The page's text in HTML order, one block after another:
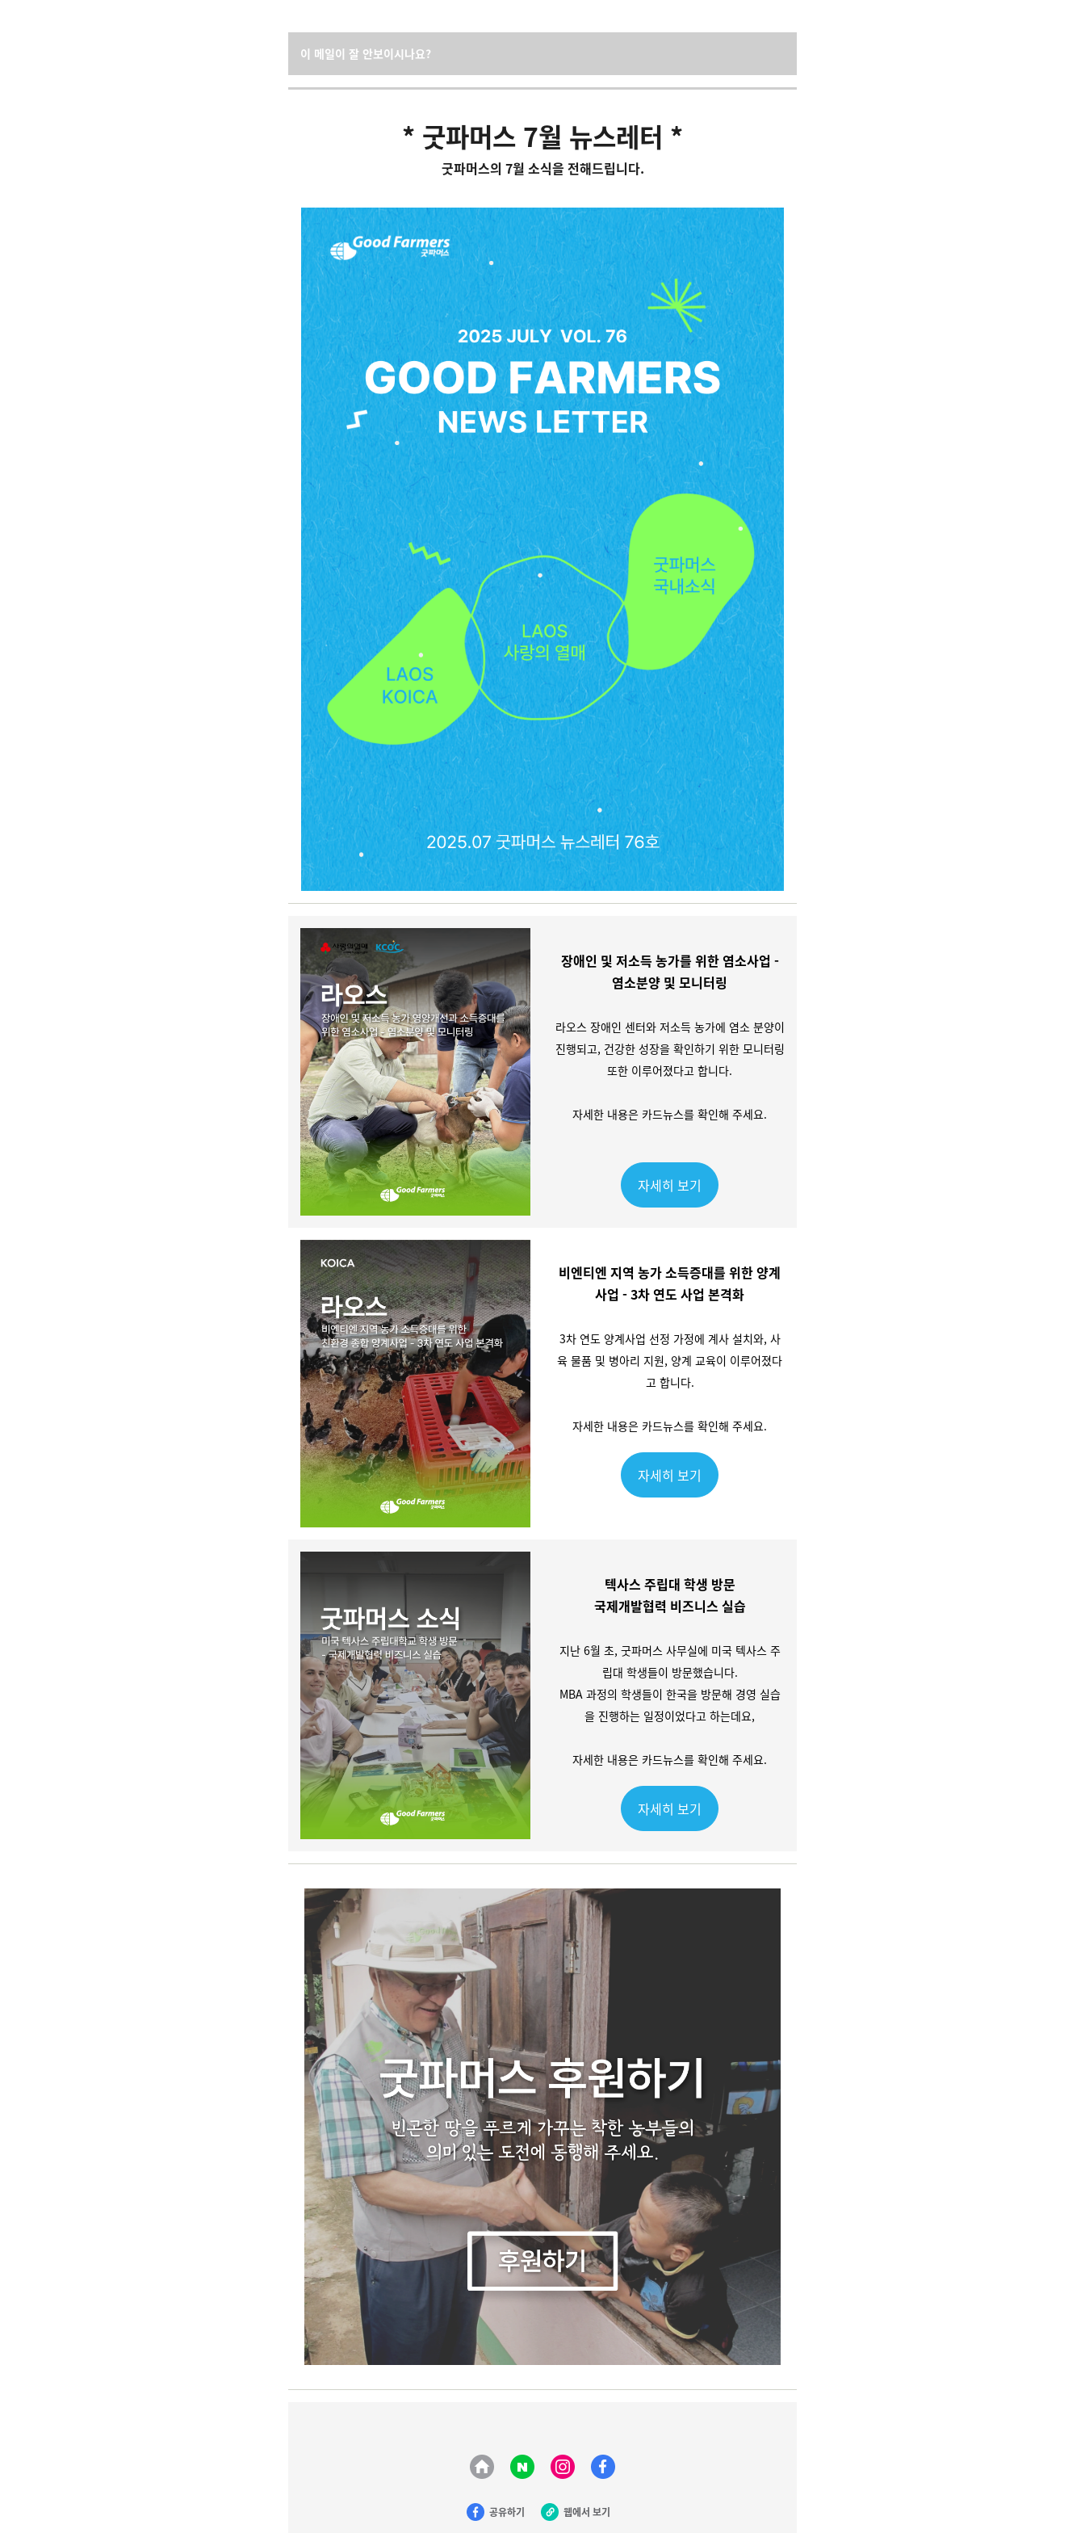
이 메일이 잘 안보이시나요?
* 굿파머스 7월 뉴스레터 *
굿파머스의 7월 소식을 전해드립니다.
장애인 및 저소득 농가를 위한 염소사업 -
염소분양 및 모니터링
라오스 장애인 센터와 저소득 농가에 염소 분양이
진행되고, 건강한 성장을 확인하기 위한 모니터링
또한 이루어졌다고 합니다.
자세한 내용은 카드뉴스를 확인해 주세요.
자세히 보기
비엔티엔 지역 농가 소득증대를 위한 양계
사업 - 3차 연도 사업 본격화
3차 연도 양계사업 선정 가정에 계사 설치와, 사
육 물품 및 병아리 지원, 양계 교육이 이루어졌다
고 합니다.
자세한 내용은 카드뉴스를 확인해 주세요.
자세히 보기
텍사스 주립대 학생 방문
국제개발협력 비즈니스 실습
지난 6월 초, 굿파머스 사무실에 미국 텍사스 주
립대 학생들이 방문했습니다.
MBA 과정의 학생들이 한국을 방문해 경영 실습
을 진행하는 일정이었다고 하는데요,
자세한 내용은 카드뉴스를 확인해 주세요.
자세히 보기
공유하기 웹에서 보기